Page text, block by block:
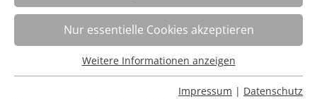
Betreuung / Begleitung
Qualifizierung zur Betreuungsassistenz mit
Zusatzqualifikation nach QN 2 Pflege
Nur essentielle Cookies akzeptieren
Essentielle Cookies werden für grundlegende Funktionen
Weitere Informationen anzeigen
Impressum | Datenschutz